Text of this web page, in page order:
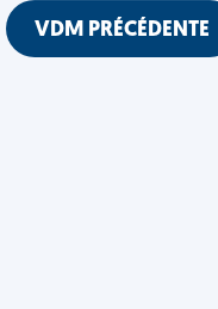
VDM PRÉCÉDENTE